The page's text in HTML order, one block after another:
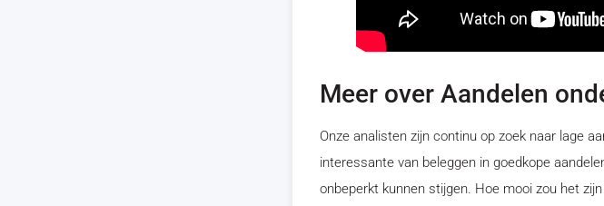
Meer over Aandelen
Onze analisten zijn continu op zoek naar lage
interessante van beleggen in goedkope
onbeperkt kunnen stijgen. Hoe mooi zou het